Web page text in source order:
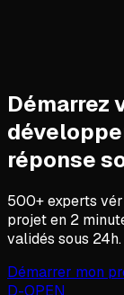
Démarrez
réponse
500+ experts
projet en 2
validés sous
Démarrer mon
D-OPEN